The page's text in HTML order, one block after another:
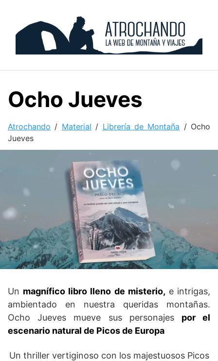
content
Ocho Jueves
Atrochando / Material / Librería de Montaña / Ocho
Jueves
Un magnífico libro lleno de misterio, e intrigas,
ambientado en nuestra queridas montañas.
Ocho Jueves mueve sus personajes por el
escenario natural de Picos de Europa
Un thriller vertiginoso con los majestuosos Picos